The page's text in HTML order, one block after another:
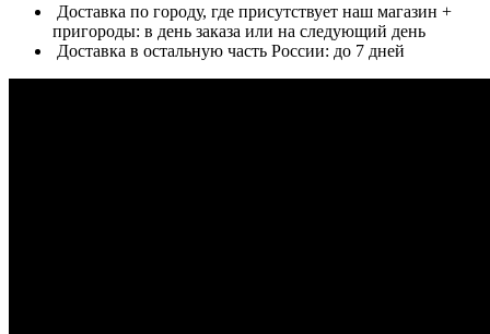
Доставка по городу, где присутствует наш магазин +
пригороды: в день заказа или на следующий день
Доставка в остальную часть России: до 7 дней